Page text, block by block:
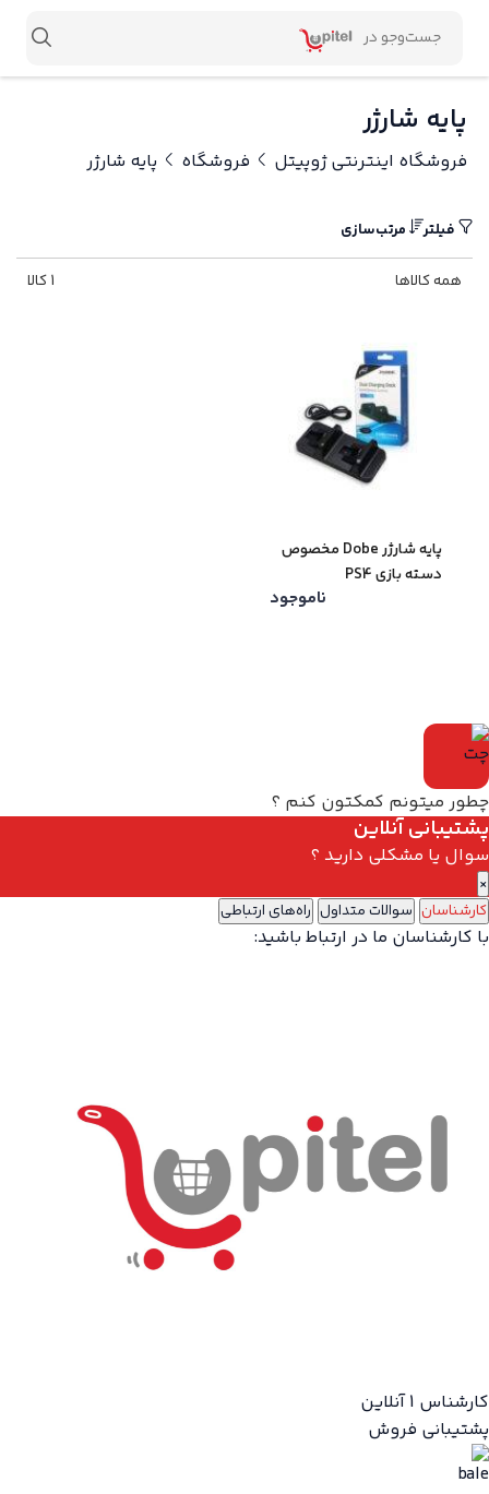
پایه شارژر
فروشگاه اینترنتی ژوپیتل فروشگاه پایه شارژر
فیلتر مرتب‌سازی
همه کالاها 1 کالا
پایه شارژر Dobe مخصوص
دسته بازی PS4
ناموجود
چطور میتونم کمکتون کنم ؟
پشتیبانی آنلاین
سوال یا مشکلی دارید ؟
×
کارشناسان سوالات متداول راه‌های ارتباطی
با کارشناسان ما در ارتباط باشید:
کارشناس 1 آنلاین
پشتیبانی فروش